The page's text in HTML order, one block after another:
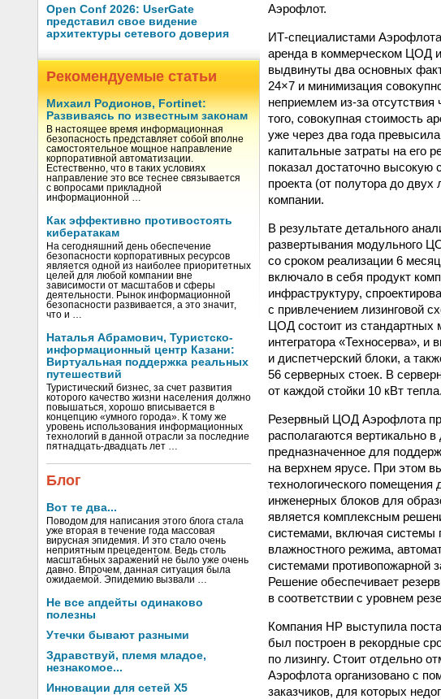
Open Conf 2026: UserGate
представил свое видение
архитектуры сетевого доверия
Рекомендуемые статьи
Михаил Родионов, Fortinet:
Развиваясь по известным законам
В настоящее время информационная
безопасность представляет собой вполне
самостоятельное мощное направление
корпоративной автоматизации.
Естественно, что в таких условиях
направление это все теснее связывается
с вопросами прикладной
информационной …
Как эффективно противостоять
кибератакам
На сегодняшний день обеспечение
безопасности корпоративных ресурсов
является одной из наиболее приоритетных
целей для любой компании вне
зависимости от масштабов и сферы
деятельности. Рынок информационной
безопасности развивается, а это значит,
что и …
Наталья Абрамович, Туристско-
информационный центр Казани:
Виртуальная поддержка реальных
путешествий
Туристический бизнес, за счет развития
которого качество жизни населения должно
повышаться, хорошо вписывается в
концепцию «умного города». К тому же
уровень использования информационных
технологий в данной отрасли за последние
пятнадцать-двадцать лет …
Блог
Вот те два...
Поводом для написания этого блога стала
уже вторая в течение года массовая
вирусная эпидемия. И это стало очень
неприятным прецедентом. Ведь столь
масштабных заражений не было уже очень
давно. Впрочем, данная ситуация была
ожидаемой. Эпидемию вызвали …
Не все апдейты одинаково
полезны
Утечки бывают разными
Здравствуй, племя младое,
незнакомое...
Инновации для сетей X5
Аэрофлот.
ИТ-специалистами
аренда в коммерческом ЦОД
выдвинуты два основных
24×7 и минимизация
неприемлем из-за
того, совокупная стоимость
уже через два года
капитальные затраты на его
показал достаточно
проекта (от полутора до
компании.
В результате детального
развертывания модульного
со сроком реализации 6
включало в себя продукт
инфраструктуру,
с привлечением лизинговой
ЦОД состоит из стандартных
интегратора «Техносерва»,
и диспетчерский блоки, а
56 серверных стоек. В
от каждой стойки 10 кВт тепла.
Резервный ЦОД Аэрофлота
располагаются вертикально
предназначенное для
на верхнем ярусе. При этом
технологического помещения
инженерных блоков для
является комплексным
системами, включая системы
влажностного режима,
системами противопожарной
Решение обеспечивает
в соответствии с уровнем
Компания НР выступила
был построен в рекордные
по лизингу. Стоит отдельно
Аэрофлота организовано с
заказчиков, для которых